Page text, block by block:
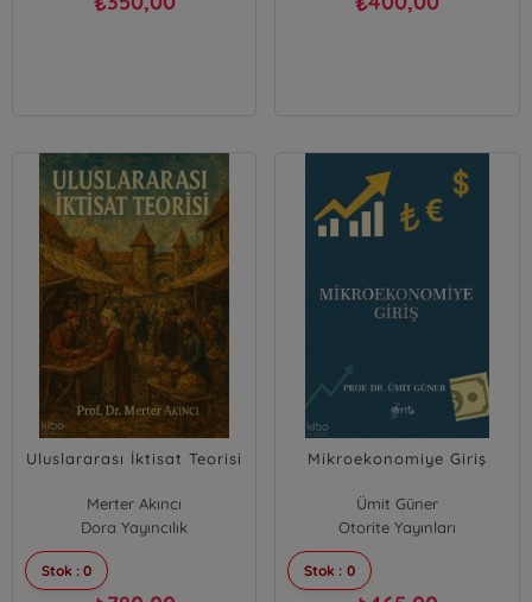
Uluslararası İktisat Teorisi
Merter Akıncı
Dora Yayıncılık
Stok : 0
Mikroekonomiye Giriş
Ümit Güner
Otorite Yayınları
Stok : 0